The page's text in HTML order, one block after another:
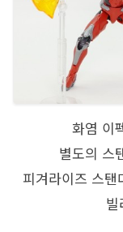
화염 이
별도의 스
피겨라이즈 스